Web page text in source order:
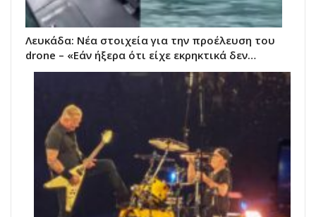
Λευκάδα: Νέα στοιχεία για την προέλευση του
drone – «Εάν ήξερα ότι είχε εκρηκτικά δεν…